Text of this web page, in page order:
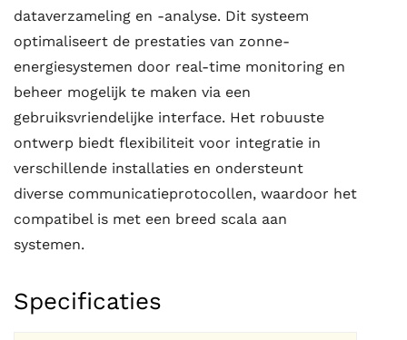
dataverzameling en -analyse. Dit systeem
optimaliseert de prestaties van zonne-
energiesystemen door real-time monitoring en
beheer mogelijk te maken via een
gebruiksvriendelijke interface. Het robuuste
ontwerp biedt flexibiliteit voor integratie in
verschillende installaties en ondersteunt
diverse communicatieprotocollen, waardoor het
compatibel is met een breed scala aan
systemen.
Specificaties